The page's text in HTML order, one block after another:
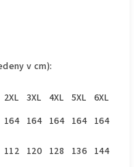
v cm):
2XL 3XL 4XL 5XL 6XL
164 164 164 164 164
112 120 128 136 144